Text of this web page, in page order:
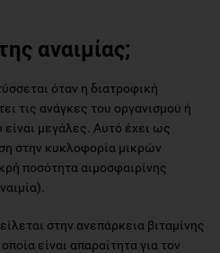
αναιμίας;
όταν η διατροφική
τις ανάγκες του οργανισμού ή
μεγάλες. Αυτό έχει ως
στην κυκλοφορία μικρών
ποσότητα αιμοσφαιρίνης
στην ανεπάρκεια βιταμίνης
είναι απαραίτητα για τον